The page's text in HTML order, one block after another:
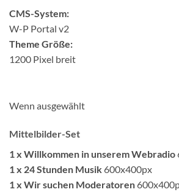
CMS-System:
W-P Portal v2
Theme Größe:
1200 Pixel breit
Wenn ausgewählt
Mittelbilder-Set
1 x Willkommen in unserem Webradio
1 x 24 Stunden Musik 600x400px
1 x Wir suchen Moderatoren